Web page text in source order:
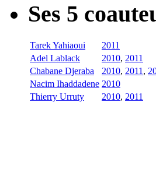
Ses 5
Tarek Yahiaoui
2011
Adel Lablack
2010, 2011
Chabane Djeraba
2010, 2011 ,
Nacim Ihaddadene 2010
Thierry Urruty
2010, 2011